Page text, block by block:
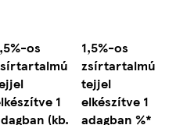
os
1
(kb.
1,5%-os
zsírtartalmú
tejjel
elkészítve 1
adagban %*